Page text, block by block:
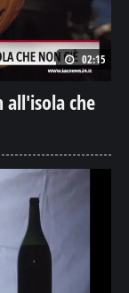
02:15
all'isola che